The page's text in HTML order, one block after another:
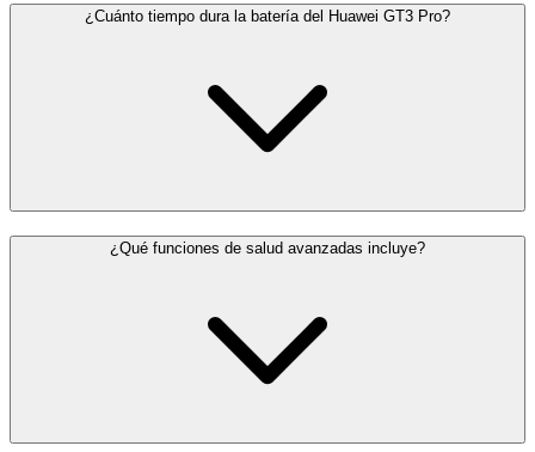
¿Cuánto tiempo dura la batería del Huawei GT3 Pro?
¿Qué funciones de salud avanzadas incluye?